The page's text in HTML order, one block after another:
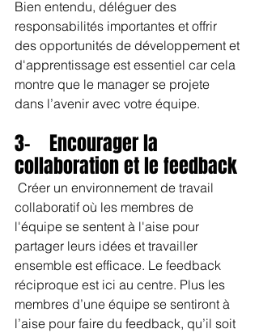
Bien entendu, déléguer des
responsabilités importantes et offrir
des opportunités de développement et
d'apprentissage est essentiel car cela
montre que le manager se projete
dans l’avenir avec votre équipe.
3-    Encourager la
collaboration et le feedback
Créer un environnement de travail
collaboratif où les membres de
l'équipe se sentent à l'aise pour
partager leurs idées et travailler
ensemble est efficace. Le feedback
réciproque est ici au centre. Plus les
membres d’une équipe se sentiront à
l’aise pour faire du feedback, qu’il soit